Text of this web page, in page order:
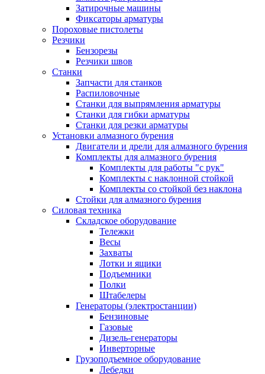
Затирочные машины
Фиксаторы арматуры
Пороховые пистолеты
Резчики
Бензорезы
Резчики швов
Станки
Запчасти для станков
Распиловочные
Станки для выпрямления арматуры
Станки для гибки арматуры
Станки для резки арматуры
Установки алмазного бурения
Двигатели и дрели для алмазного бурения
Комплекты для алмазного бурения
Комплекты для работы "с рук"
Комплекты с наклонной стойкой
Комплекты со стойкой без наклона
Стойки для алмазного бурения
Силовая техника
Складское оборудование
Тележки
Весы
Захваты
Лотки и ящики
Подъемники
Полки
Штабелеры
Генераторы (электростанции)
Бензиновые
Газовые
Дизель-генераторы
Инверторные
Грузоподъемное оборудование
Лебедки